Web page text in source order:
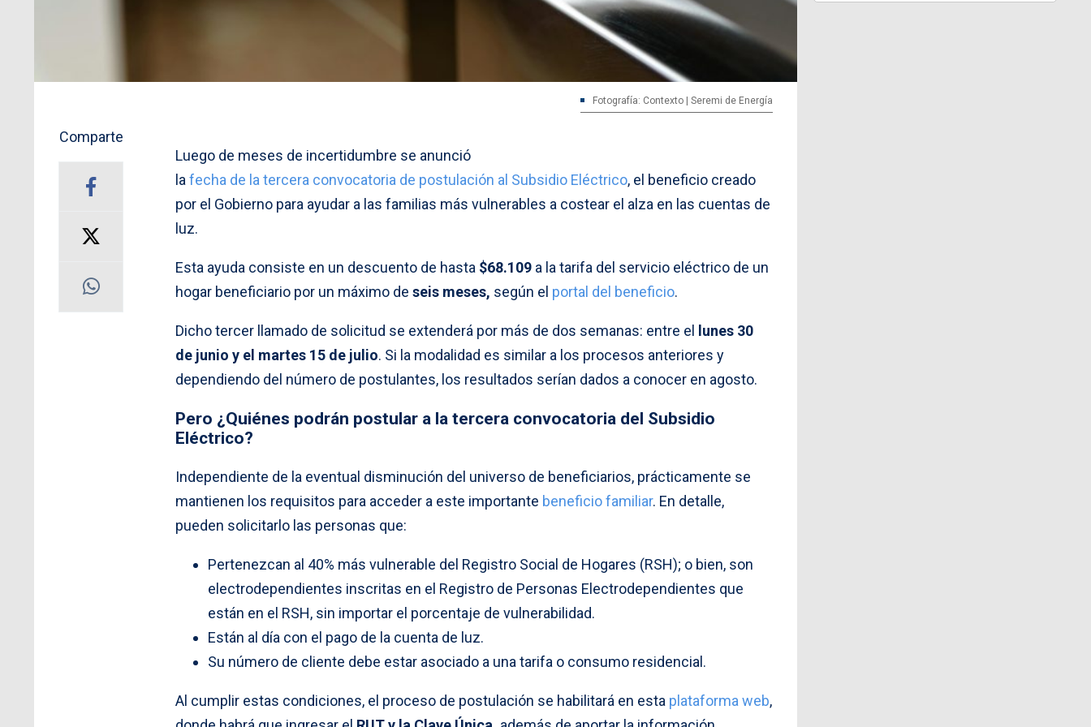
Fotografía: Contexto | Seremi de Energía
Comparte
Luego de meses de incertidumbre se anunció
la fecha de la tercera convocatoria de postulación al Subsidio Eléctrico, el beneficio creado
por el Gobierno para ayudar a las familias más vulnerables a costear el alza en las cuentas de
luz.
Esta ayuda consiste en un descuento de hasta $68.109 a la tarifa del servicio eléctrico de un
hogar beneficiario por un máximo de seis meses, según el portal del beneficio.
Dicho tercer llamado de solicitud se extenderá por más de dos semanas: entre el
lunes 30
de junio y el martes 15 de julio. Si la modalidad es similar a los procesos anteriores y
dependiendo del número de postulantes, los resultados serían dados a conocer en agosto.
Pero ¿Quiénes podrán postular a la tercera convocatoria del Subsidio
Eléctrico?
Independiente de la eventual disminución del universo de beneficiarios, prácticamente se
mantienen los requisitos para acceder a este importante beneficio familiar. En detalle,
pueden solicitarlo las personas que:
Pertenezcan al 40% más vulnerable del Registro Social de Hogares (RSH); o bien, son
electrodependientes inscritas en el Registro de Personas Electrodependientes que
están en el RSH, sin importar el porcentaje de vulnerabilidad.
Están al día con el pago de la cuenta de luz.
Su número de cliente debe estar asociado a una tarifa o consumo residencial.
Al cumplir estas condiciones, el proceso de postulación se habilitará en esta plataforma web,